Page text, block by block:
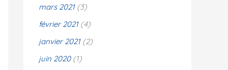
mars 2021(3)
février 2021(4)
janvier 2021(2)
juin 2020(1)